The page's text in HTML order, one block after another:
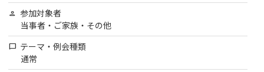
person 参加対象者
当事者・ご家族・その他
chat_bubble テーマ・例会種類
通常